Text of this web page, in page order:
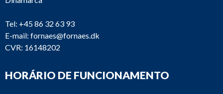
Tel: +45 86 32 63 93
E-mail: fornaes@fornaes.dk
CVR: 16148202
HORÁRIO DE FUNCIONAMENTO